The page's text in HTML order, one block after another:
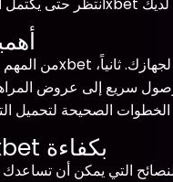
سريع إلى عروض
نصائح لاستخدام تطبيق 1xbet بكفاءة